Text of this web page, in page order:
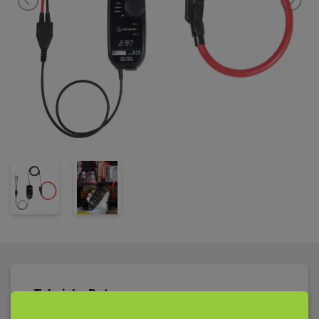
brukerveiledning, sikkerhets datablad og kalibreringsbevis.
Tekniske Data: